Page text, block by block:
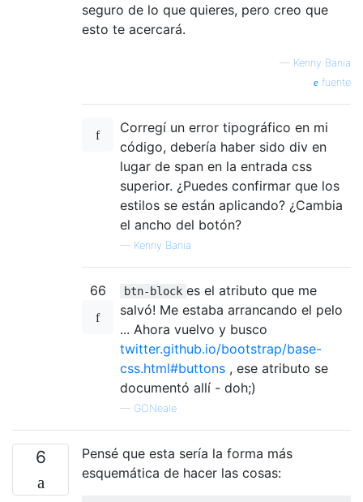
seguro de lo que quieres, pero creo que
esto te acercará.
— Kenny Bania
fuente
Corregí un error tipográfico en mi
código, debería haber sido div en
lugar de span en la entrada css
superior. ¿Puedes confirmar que los
estilos se están aplicando? ¿Cambia
el ancho del botón?
— Kenny Bania
66 btn-block es el atributo que me
salvó! Me estaba arrancando el pelo
... Ahora vuelvo y busco
twitter.github.io/bootstrap/base-
css.html#buttons , ese atributo se
documentó allí - doh;)
— GONeale
6
Pensé que esta sería la forma más
esquemática de hacer las cosas: